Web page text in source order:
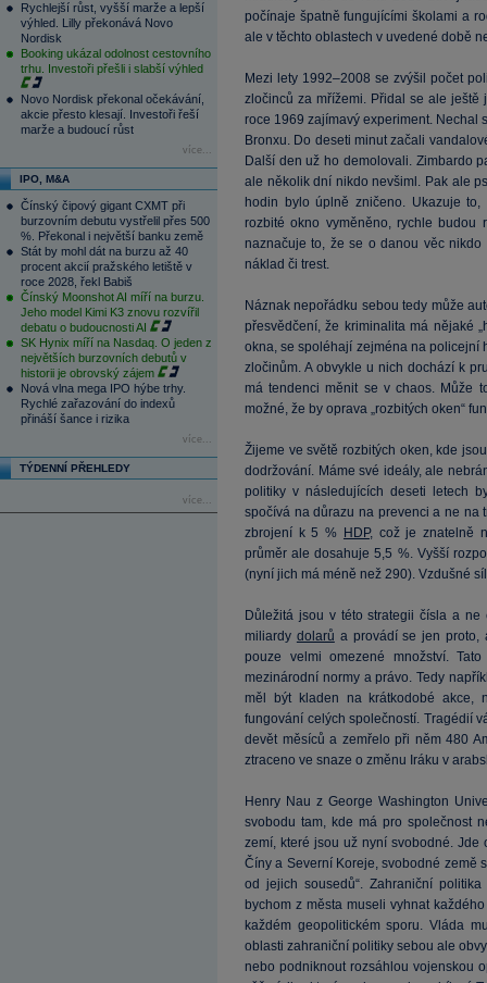
Rychlejší růst, vyšší marže a lepší
výhled. Lilly překonává Novo
Nordisk
Booking ukázal odolnost cestovního
trhu. Investoři přešli i slabší výhled
Novo Nordisk překonal očekávání,
akcie přesto klesají. Investoři řeší
marže a budoucí růst
více...
IPO, M&A
Čínský čipový gigant CXMT při
burzovním debutu vystřelil přes 500
%. Překonal i největší banku země
Stát by mohl dát na burzu až 40
procent akcií pražského letiště v
roce 2028, řekl Babiš
Čínský Moonshot AI míří na burzu.
Jeho model Kimi K3 znovu rozvířil
debatu o budoucnosti AI
SK Hynix míří na Nasdaq. O jeden z
největších burzovních debutů v
historii je obrovský zájem
Nová vlna mega IPO hýbe trhy.
Rychlé zařazování do indexů
přináší šance i rizika
více...
TÝDENNÍ PŘEHLEDY
více...
počínaje špatně fungujícími školami a
ale v těchto oblastech v uvedené době
Mezi lety 1992–2008 se zvýšil počet
zločinců za mřížemi. Přidal se ale
roce 1969 zajímavý experiment. Nechal
Bronxu. Do deseti minut začali
Další den už ho demolovali. Zimbardo
ale několik dní nikdo nevšiml. Pak ale
hodin bylo úplně zničeno. Ukazuje
rozbité okno vyměněno, rychle budou
naznačuje to, že se o danou věc
náklad či trest.
Náznak nepořádku sebou tedy může
přesvědčení, že kriminalita má nějaké
okna, se spoléhají zejména na policejní
zločinům. A obvykle u nich dochází k
má tendenci měnit se v chaos. Může
možné, že by oprava „rozbitých oken“
Žijeme ve světě rozbitých oken, kde
dodržování. Máme své ideály, ale
politiky v následujících deseti letech
spočívá na důrazu na prevenci a ne na
zbrojení k 5 % HDP, což je znatelně
průměr ale dosahuje 5,5 %. Vyšší
(nyní jich má méně než 290). Vzdušné
Důležitá jsou v této strategii čísla a
miliardy dolarů a provádí se jen proto,
pouze velmi omezené množství.
mezinárodní normy a právo. Tedy
měl být kladen na krátkodobé akce,
fungování celých společností. Tragédií
devět měsíců a zemřelo při něm 480
ztraceno ve snaze o změnu Iráku v
Henry Nau z George Washington
svobodu tam, kde má pro společnost
zemí, které jsou už nyní svobodné. Jde
Číny a Severní Koreje, svobodné země
od jejich sousedů“. Zahraniční
bychom z města museli vyhnat
každém geopolitickém sporu. Vláda
oblasti zahraniční politiky sebou ale
nebo podniknout rozsáhlou vojenskou